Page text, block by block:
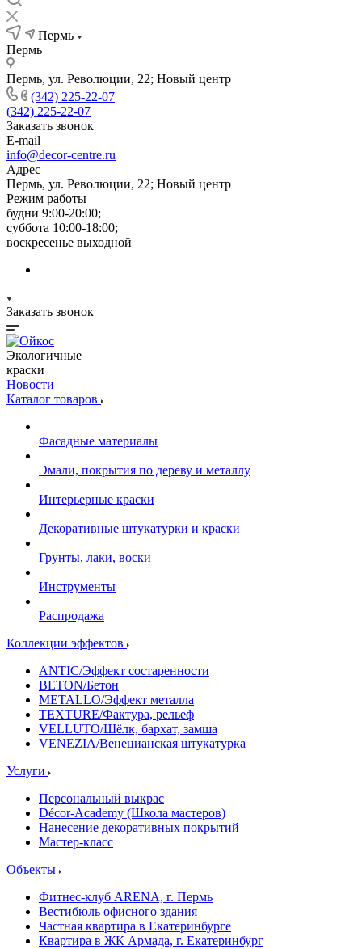
Пермь
Пермь
Пермь, ул. Революции, 22; Новый центр
(342) 225-22-07
(342) 225-22-07
Заказать звонок
E-mail
info@decor-centre.ru
Адрес
Пермь, ул. Революции, 22; Новый центр
Режим работы
будни 9:00-20:00;
суббота 10:00-18:00;
воскресенье выходной
Заказать звонок
Экологичные
краски
Новости
Каталог товаров
Фасадные материалы
Эмали, покрытия по дереву и металлу
Интерьерные краски
Декоративные штукатурки и краски
Грунты, лаки, воски
Инструменты
Распродажа
Коллекции эффектов
ANTIC/Эффект состаренности
BETON/Бетон
METALLO/Эффект металла
TEXTURE/Фактура, рельеф
VELLUTO/Шёлк, бархат, замша
VENEZIA/Венецианская штукатурка
Услуги
Персональный выкрас
Décor-Academy (Школа мастеров)
Нанесение декоративных покрытий
Мастер-класс
Объекты
Фитнес-клуб ARENA, г. Пермь
Вестибюль офисного здания
Частная квартира в Екатеринбурге
Квартира в ЖК Армада, г. Екатеринбург